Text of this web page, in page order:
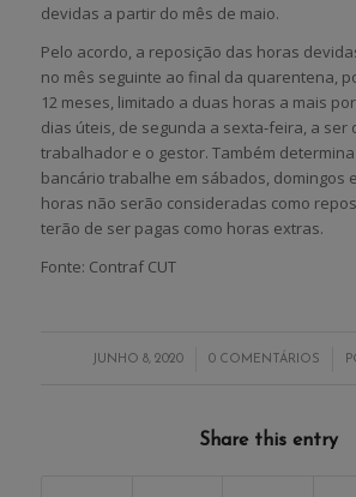
devidas a partir do mês de maio.
Pelo acordo, a reposição das horas
no mês seguinte ao final da quarentena,
12 meses, limitado a duas horas a mais
dias úteis, de segunda a sexta-feira, a ser
trabalhador e o gestor. Também
bancário trabalhe em sábados, domingos
horas não serão consideradas como
terão de ser pagas como horas extras.
Fonte: Contraf CUT
JUNHO 8, 2020
/ 0 COMENTÁRIOS
/
Share this entry